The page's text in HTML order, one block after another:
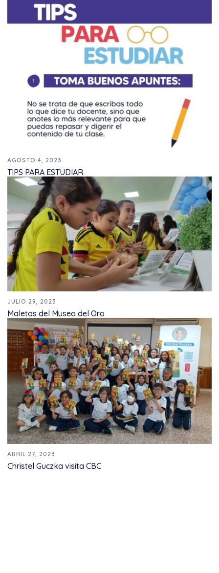
AGOSTO 4, 2023
TIPS PARA ESTUDIAR
JULIO 29, 2023
Maletas del Museo del Oro
ABRIL 27, 2023
Christel Guczka visita CBC​